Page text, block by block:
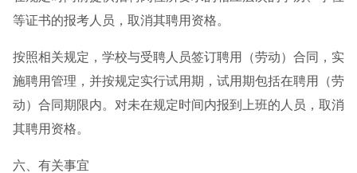
等证书的报考人员，取消其聘用资格。
按照相关规定，学校与受聘人员签订聘用（劳动）合同，实
施聘用管理，并按规定实行试用期，试用期包括在聘用（劳
动）合同期限内。对未在规定时间内报到上班的人员，取消
其聘用资格。
六、有关事宜